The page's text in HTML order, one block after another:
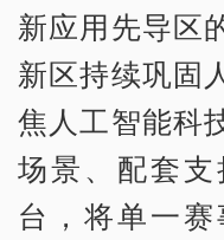
新应用先导区
新区持续巩固
焦人工智能科
场景、配套
台，将单一